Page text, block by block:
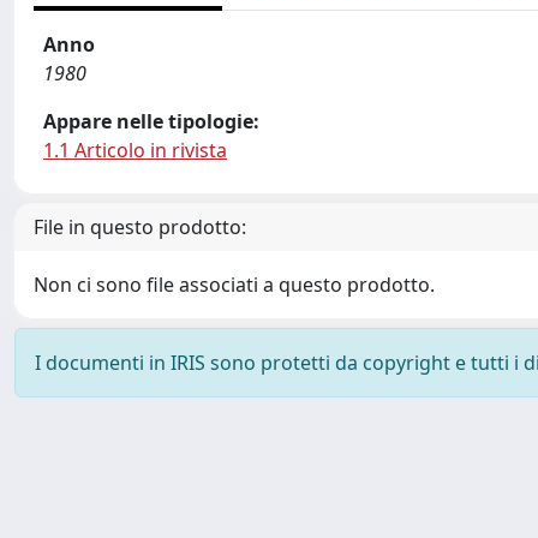
Anno
1980
Appare nelle tipologie:
1.1 Articolo in rivista
File in questo prodotto:
Non ci sono file associati a questo prodotto.
I documenti in IRIS sono protetti da copyright e tutti i